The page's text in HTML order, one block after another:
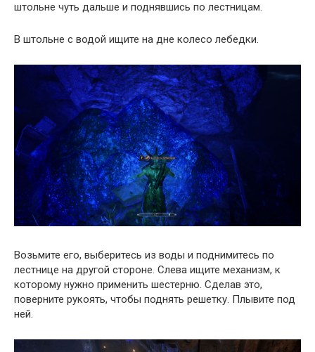
штольне чуть дальше и поднявшись по лестницам.
В штольне с водой ищите на дне колесо лебедки.
Возьмите его, выберитесь из воды и поднимитесь по
лестнице на другой стороне. Слева ищите механизм, к
которому нужно применить шестерню. Сделав это,
поверните рукоять, чтобы поднять решетку. Плывите под
ней.